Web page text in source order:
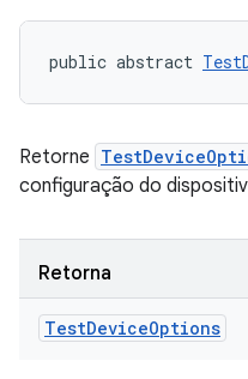
public abstract
Retorne
configuração do
Retorna
TestDeviceOptions